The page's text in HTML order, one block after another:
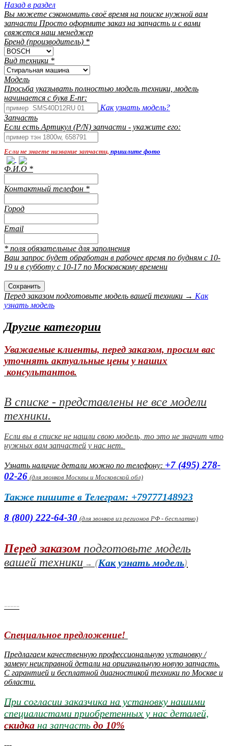
Назад в раздел
Вы можете сэкономить своё время на поиске нужной вам
запчасти Просто оформите заказ на запчасть и с вами
свяжется наш менеджер
Бренд (производитель) *
Вид техники *
Модель
Просьба указывать полностью модель техники, модель
начинается с букв E-nr:
Как узнать модель?
Запчасть
Если есть Артикул (P/N) запчасти - укажите его:
Если не знаете название запчасти, пришлите фото
Ф.И.О *
Контактный телефон *
Город
Email
* поля обязательные для заполнения
Ваш запрос будет обработан в рабочее время по будням с 10-
19 и в субботу с 10-17 по Московскому времени
Перед заказом подготовьте модель вашей техники → Как
узнать модель
Другие категории
Уважаемые клиенты, перед заказом, просим вас
уточнять актуальные цены у наших
консультантов.
В списке - представлены не все модели
техники.
Если вы в списке не нашли свою модель, то это не значит что
нужных вам запчастей у нас нет.
Узнать наличие детали можно по телефону: +7 (495) 278-
02-26 (для звонков Москвы и Московской обл)
Также пишите в Телеграм: +79777148923
8 (800) 222-64-30 (для звонков из регионов РФ - бесплатно)
Перед заказом подготовьте модель
вашей техники → (Как узнать модель)
-----
Специальное предложение!
Предлагаем качественную профессиональную установку /
замену неисправной детали на оригинальную новую запчасть.
С гарантией и бесплатной диагностикой техники по Москве и
области.
При согласии заказчика на установку нашими
специалистами приобретенных у нас деталей,
скидка на запчасть до 10%